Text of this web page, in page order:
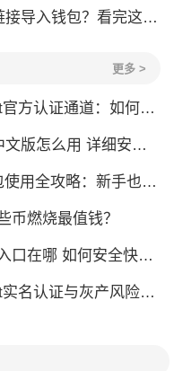
入钱包？看完这篇就懂了
更多 >
通道：如何找到真正的官方渠道
怎么用 详细安装教程
攻略：新手也能快速上手掌握
币燃烧最值钱？
哪 如何安全快速登陆平台
认证与灰产风险全解析